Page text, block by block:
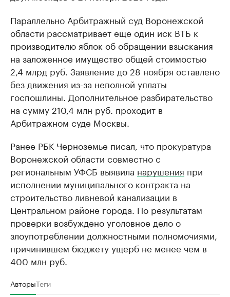
Параллельно Арбитражный суд Воронежской
области рассматривает еще один иск ВТБ к
производителю яблок об обращении взыскания
на заложенное имущество общей стоимостью
2,4 млрд руб. Заявление до 28 ноября оставлено
без движения из-за неполной уплаты
госпошлины. Дополнительное разбирательство
на сумму 210,4 млн руб. проходит в
Арбитражном суде Москвы.
Ранее РБК Черноземье писал, что прокуратура
Воронежской области совместно с
региональным УФСБ выявила нарушения при
исполнении муниципального контракта на
строительство ливневой канализации в
Центральном районе города. По результатам
проверки возбуждено уголовное дело о
злоупотреблении должностными полномочиями,
причинившем бюджету ущерб не менее чем в
400 млн руб.
АвторыТеги